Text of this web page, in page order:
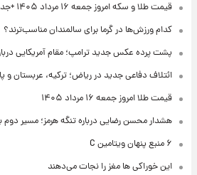
قیمت طلا و سکه امروز جمعه ۱۶ مرداد ۱۴۰۵ +جدول
کدام ورزش‌ها در گرما برای سالمندان مناسب‌ترند؟
پشت پرده عکس جدید ترامپ؛ مقام آمریکایی
ائتلاف دفاعی جدید در ریاض؛ ترکیه، عربستان
قیمت طلا امروز جمعه ۱۶ مرداد ۱۴۰۵
هشدار محسن رضایی درباره تنگه هرمز؛ مسیر دوم
۶ منبع پنهان ویتامین C
این خوراکی ها مغز را نجات می‌دهند